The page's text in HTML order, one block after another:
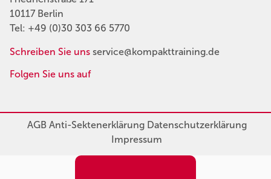
10117 Berlin
Tel: +49 (0)30 303 66 5770
Schreiben Sie uns service@kompakttraining.de
Folgen Sie uns auf
AGBAnti-SektenerklärungDatenschutzerklärung
Impressum